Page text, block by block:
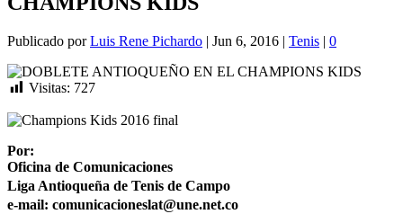
Publicado porLuis Rene Pichardo | Jun 6, 2016 | Tenis | 0
Visitas: 727
Por:
Oficina de Comunicaciones
Liga Antioqueña de Tenis de Campo
e-mail: comunicacioneslat@une.net.co